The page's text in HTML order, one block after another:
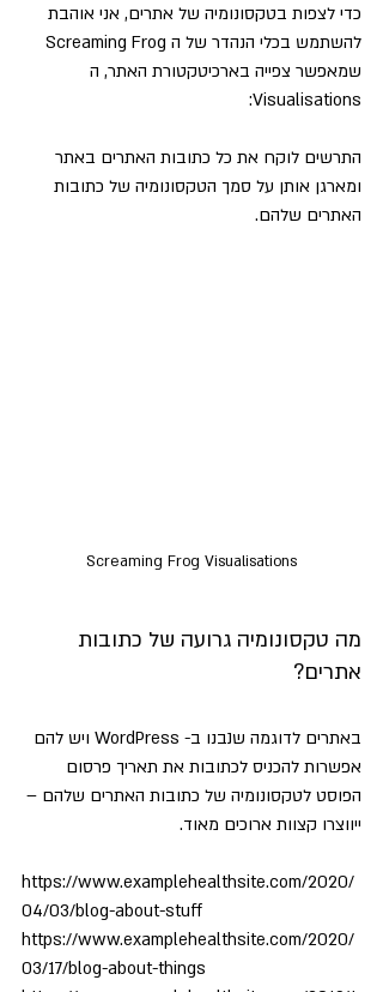
כדי לצפות בטקסונומיה של אתרים, אני אוהבת
שמאפשר צפייה בארכיטקטורת האתר, ה
Visualisations:
התרשים לוקח את כל כתובות האתרים באתר
ומארגן אותן על סמך הטקסונומיה של כתובות
האתרים שלהם.
Screaming Frog Visualisations
מה טקסונומיה גרועה של כתובות
אתרים?
באתרים לדוגמה שנבנו ב- WordPress ויש להם
אפשרות להכניס לכתובות את תאריך פרסום
הפוסט לטקסונומיה של כתובות האתרים שלהם –
ייווצרו קצוות ארוכים מאוד.
https://www.examplehealthsite.com/2020/
04/03/blog-about-stuff
https://www.examplehealthsite.com/2020/
03/17/blog-about-things